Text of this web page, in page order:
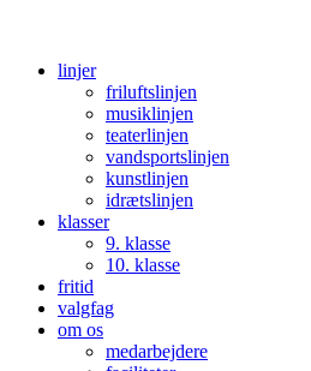
linjer
friluftslinjen
musiklinjen
teaterlinjen
vandsportslinjen
kunstlinjen
idrætslinjen
klasser
9. klasse
10. klasse
fritid
valgfag
om os
medarbejdere